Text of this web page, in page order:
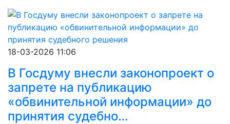
18-03-2026 11:06
В Госдуму внесли законопроект о
запрете на публикацию
«обвинительной информации» до
принятия судебно…